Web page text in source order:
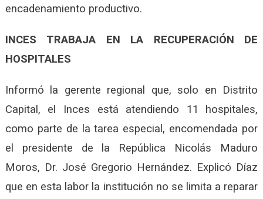
encadenamiento productivo.
INCES TRABAJA EN LA RECUPERACIÓN DE
HOSPITALES
Informó la gerente regional que, solo en Distrito
Capital, el Inces está atendiendo 11 hospitales,
como parte de la tarea especial, encomendada por
el presidente de la República Nicolás Maduro
Moros, Dr. José Gregorio Hernández. Explicó Díaz
que en esta labor la institución no se limita a reparar